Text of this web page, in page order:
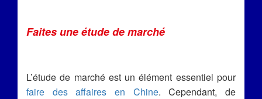
Faites une étude de marché
L’étude de marché est un élément essentiel pour
faire des affaires en Chine. Cependant, de